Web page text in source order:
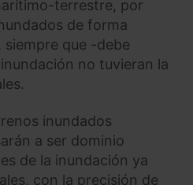
terrestre, por
de forma
que -debe
no tuvieran la
inundados
a ser dominio
de la inundación ya
con la precisión de